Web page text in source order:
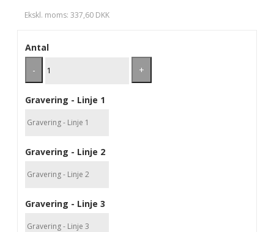
Ekskl. moms: 337,60 DKK
Antal
-
+
Gravering - Linje 1
Gravering - Linje 2
Gravering - Linje 3